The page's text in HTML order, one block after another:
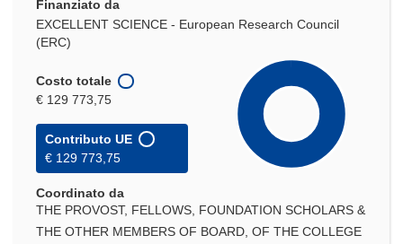
Finanziato da
EXCELLENT SCIENCE - European Research Council
(ERC)
Costo totale
€ 129 773,75
Contributo UE
€ 129 773,75
Coordinato da
THE PROVOST, FELLOWS, FOUNDATION SCHOLARS &
THE OTHER MEMBERS OF BOARD, OF THE COLLEGE